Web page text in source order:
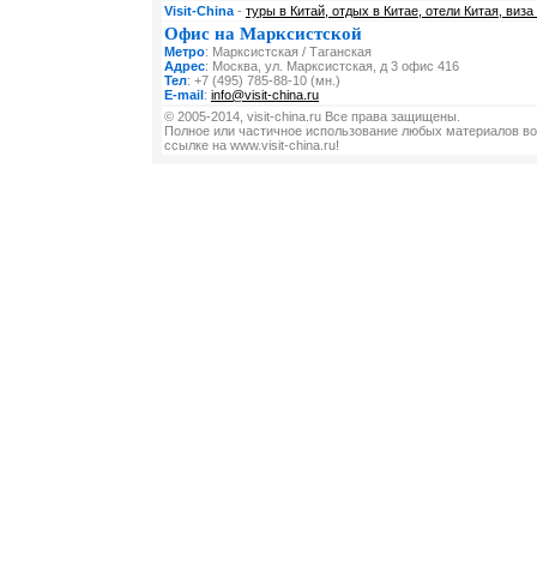
Visit-China - туры в Китай, отдых в Китае, отели Китая, виза
Офис на Марксистской
Метро: Марксистская / Таганская
Адрес: Москва, ул. Марксистская, д 3 офис 416
Тел: +7 (495) 785-88-10 (мн.)
E-mail: info@visit-china.ru
© 2005-2014, visit-china.ru Все права защищены.
Полное или частичное использование любых материалов
ссылке на www.visit-china.ru!